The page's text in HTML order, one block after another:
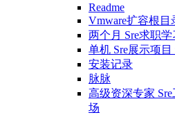
Readme
Vmware扩容根目
两个月 Sre求职
单机 Sre展示项
安装记录
脉脉
高级资深专家
场